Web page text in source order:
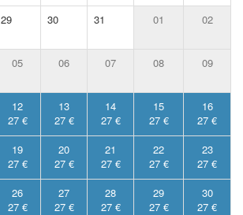
29 30 31 01 02
05 06 07 08 09
12
27 €
13
27 €
14
27 €
15
27 €
16
27 €
19
27 €
20
27 €
21
27 €
22
27 €
23
27 €
26
27 €
27
27 €
28
27 €
29
27 €
30
27 €